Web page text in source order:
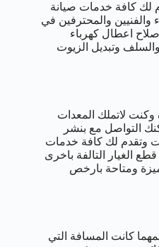
لك كافة خدمات صيانة
والفنيين والمحترفين في
اعطال كهرباء
والسلف وتبديل الزيوت
وكنت لاتملك المعدات
التواصل مع بنشر
وتقدم لك كافة خدمات
الغيار التالفة باخرى
ومتاحة بارخص
كانت المسافة التي